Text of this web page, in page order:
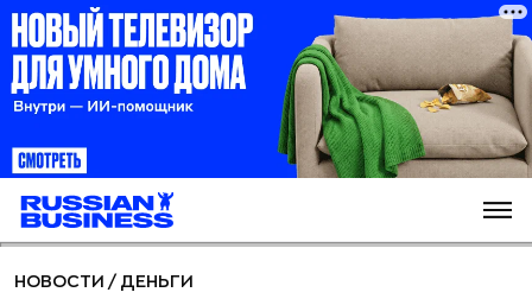
НОВОСТИ / ДЕНЬГИ